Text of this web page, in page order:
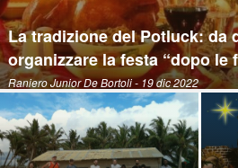
La tradizione del Potluck: da
organizzare la festa “dopo le
Raniero Junior De Bortoli- 19 dic 2022